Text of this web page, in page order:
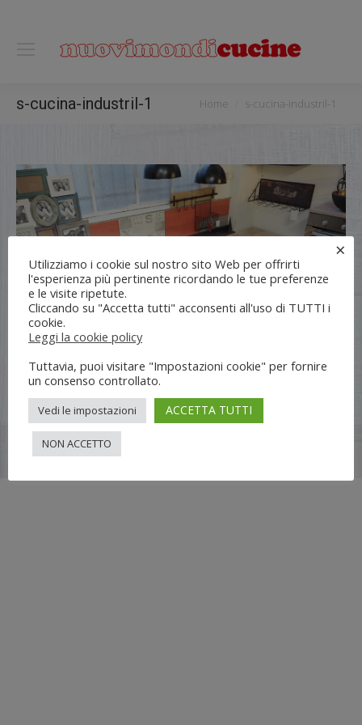
s-cucina-industril-1 You are here:
Home s-cucina-industril-1
Flli UNIA s.n.c. | Lungo Dora Voghera 28/d Torino (10122) |
info[at]nuovimondi.com | P.IVA 00715420014
Utilizziamo i cookie sul nostro sito Web per offrirti
l'esperienza più pertinente ricordando le tue preferenze
e le visite ripetute.
Cliccando su "Accetta tutti" acconsenti all'uso di TUTTI i
cookie.
Leggi la cookie policy
×
Tuttavia, puoi visitare "Impostazioni cookie" per fornire
un consenso controllato.
Vedi le impostazioni ACCETTA TUTTI
NON ACCETTO